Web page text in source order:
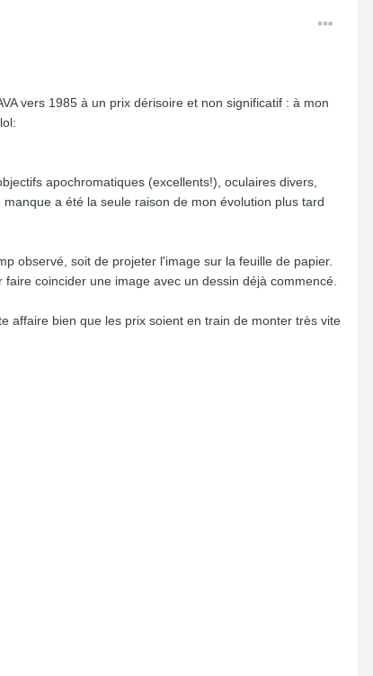
vers 1985 à un prix dérisoire et non significatif : à mon
apochromatiques (excellents!), oculaires divers,
a été la seule raison de mon évolution plus tard
observé, soit de projeter l'image sur la feuille de papier.
coincider une image avec un dessin déjà commencé.
affaire bien que les prix soient en train de monter très vite